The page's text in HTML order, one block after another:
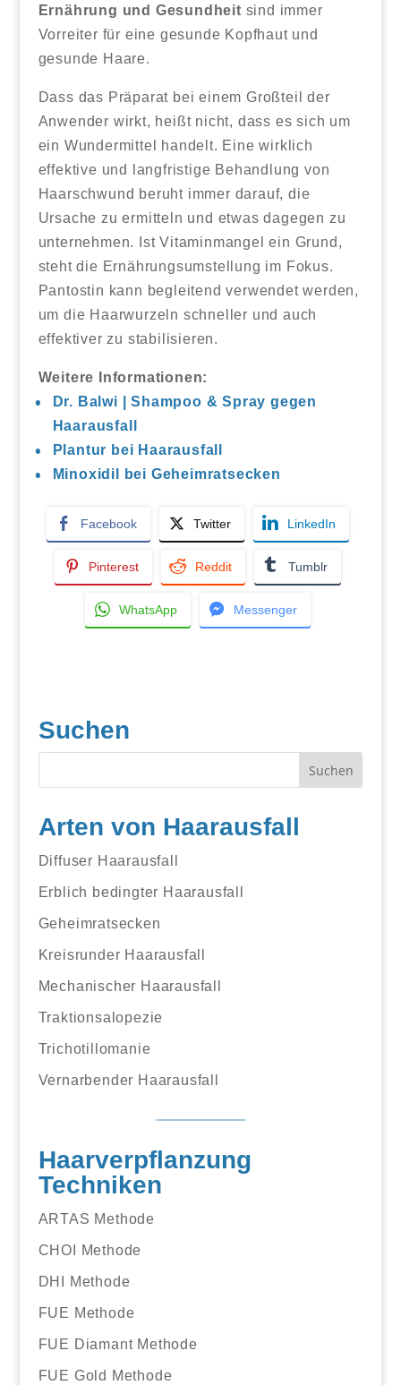
Ernährung und Gesundheit sind immer
Vorreiter für eine gesunde Kopfhaut und
gesunde Haare.
Dass das Präparat bei einem Großteil der
Anwender wirkt, heißt nicht, dass es sich um
ein Wundermittel handelt. Eine wirklich
effektive und langfristige Behandlung von
Haarschwund beruht immer darauf, die
Ursache zu ermitteln und etwas dagegen zu
unternehmen. Ist Vitaminmangel ein Grund,
steht die Ernährungsumstellung im Fokus.
Pantostin kann begleitend verwendet werden,
um die Haarwurzeln schneller und auch
effektiver zu stabilisieren.
Weitere Informationen:
Dr. Balwi | Shampoo & Spray gegen
Haarausfall
Plantur bei Haarausfall
Minoxidil bei Geheimratsecken
Facebook Twitter LinkedIn
Pinterest Reddit Tumblr
WhatsApp Messenger
Suchen
Arten von Haarausfall
Diffuser Haarausfall
Erblich bedingter Haarausfall
Geheimratsecken
Kreisrunder Haarausfall
Mechanischer Haarausfall
Traktionsalopezie
Trichotillomanie
Vernarbender Haarausfall
Haarverpflanzung
Techniken
ARTAS Methode
CHOI Methode
DHI Methode
FUE Methode
FUE Diamant Methode
FUE Gold Methode